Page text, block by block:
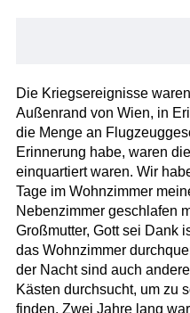
Die Kriegsereignisse
Außenrand von Wien, in
die Menge an
Erinnerung habe, waren
einquartiert waren. Wir
Tage im Wohnzimmer
Nebenzimmer geschlafen
Großmutter, Gott sei Dank
das Wohnzimmer
der Nacht sind auch
Kästen durchsucht, um zu
finden. Zwei Jahre lang